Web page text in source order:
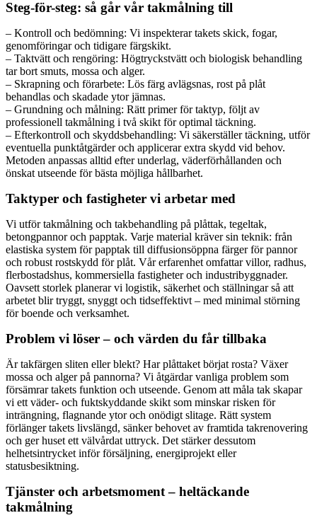
Steg-för-steg: så går vår takmålning till
– Kontroll och bedömning: Vi inspekterar takets skick, fogar,
genomföringar och tidigare färgskikt.
– Taktvätt och rengöring: Högtryckstvätt och biologisk behandling
tar bort smuts, mossa och alger.
– Skrapning och förarbete: Lös färg avlägsnas, rost på plåt
behandlas och skadade ytor jämnas.
– Grundning och målning: Rätt primer för taktyp, följt av
professionell takmålning i två skikt för optimal täckning.
– Efterkontroll och skyddsbehandling: Vi säkerställer täckning, utför
eventuella punktåtgärder och applicerar extra skydd vid behov.
Metoden anpassas alltid efter underlag, väderförhållanden och
önskat utseende för bästa möjliga hållbarhet.
Taktyper och fastigheter vi arbetar med
Vi utför takmålning och takbehandling på plåttak, tegeltak,
betongpannor och papptak. Varje material kräver sin teknik: från
elastiska system för papptak till diffusionsöppna färger för pannor
och robust rostskydd för plåt. Vår erfarenhet omfattar villor, radhus,
flerbostadshus, kommersiella fastigheter och industribyggnader.
Oavsett storlek planerar vi logistik, säkerhet och ställningar så att
arbetet blir tryggt, snyggt och tidseffektivt – med minimal störning
för boende och verksamhet.
Problem vi löser – och värden du får tillbaka
Är takfärgen sliten eller blekt? Har plåttaket börjat rosta? Växer
mossa och alger på pannorna? Vi åtgärdar vanliga problem som
försämrar takets funktion och utseende. Genom att måla tak skapar
vi ett väder- och fuktskyddande skikt som minskar risken för
inträngning, flagnande ytor och onödigt slitage. Rätt system
förlänger takets livslängd, sänker behovet av framtida takrenovering
och ger huset ett välvårdat uttryck. Det stärker dessutom
helhetsintrycket inför försäljning, energiprojekt eller
statusbesiktning.
Tjänster och arbetsmoment – heltäckande
takmålning